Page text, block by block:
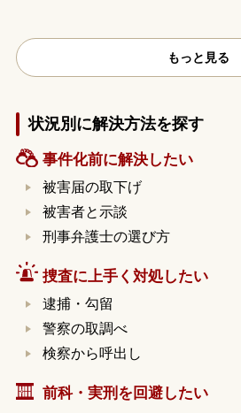
もっと見る
状況別に解決方法を探す
事件化前に解決したい
被害届の取下げ
被害者と示談
刑事弁護士の選び方
捜査に上手く対処したい
逮捕・勾留
警察の取調べ
検察から呼出し
前科・実刑を回避したい